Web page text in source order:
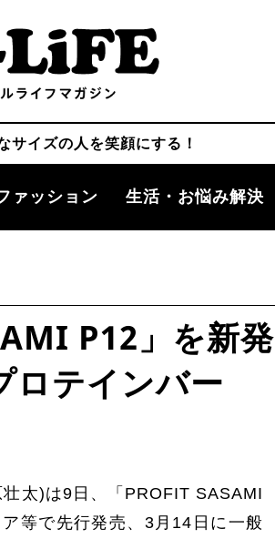
サイズの人を笑顔にする！
ァッション 生活・お悩み解決
P12」を新発
ロテインバー
太)は9日、「PROFIT SASAMI
等で先行発売、3月14日に一般